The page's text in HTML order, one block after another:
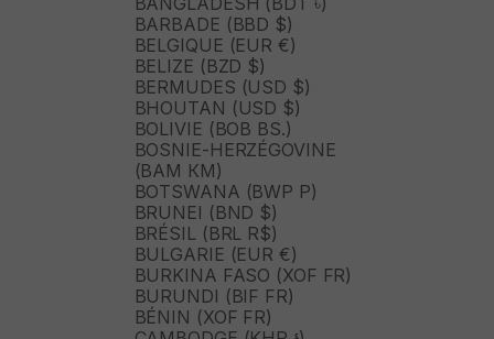
BARBADE (BBD $)
BELGIQUE (EUR €)
BELIZE (BZD $)
BERMUDES (USD $)
BHOUTAN (USD $)
BOLIVIE (BOB BS.)
BOSNIE-HERZÉGOVINE
(BAM КМ)
BOTSWANA (BWP P)
BRUNEI (BND $)
BRÉSIL (BRL R$)
BULGARIE (EUR €)
BURKINA FASO (XOF FR)
BURUNDI (BIF FR)
BÉNIN (XOF FR)